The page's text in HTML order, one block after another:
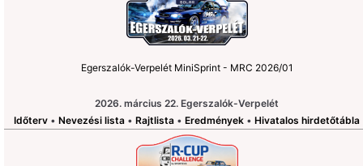
Egerszalók-Verpelét MiniSprint - MRC 2026/01
2026. március 22. Egerszalók-Verpelét
Időterv • Nevezési lista • Rajtlista • Eredmények • Hivatalos hirdetőtábla